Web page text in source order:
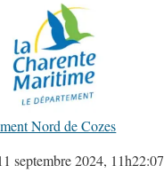
Nord de Cozes
septembre 2024, 11h22:07